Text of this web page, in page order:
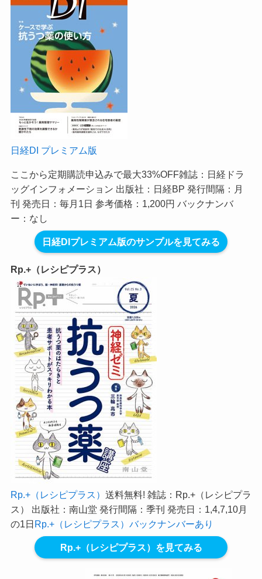
日経DI プレミアム版
ここから定期購読申込みで最大33%OFF雑誌：日経ドラ
ッグインフォメーション 出版社：日経BP 発行間隔：月
刊 発売日：毎月1日 参考価格：1,200円 バックナンバ
ー：なし
日経DIプレミアム版のサンプルを見てみる
Rp.+（レシピプラス）
Rp.+（レシピプラス） 送料無料! 雑誌：Rp.+（レシピプラ
ス） 出版社：南山堂 発行間隔：季刊 発売日：1,4,7,10月
の1日Rp.+（レシピプラス）バックナンバーあり
Rp.+（レシピプラス）を見てみる